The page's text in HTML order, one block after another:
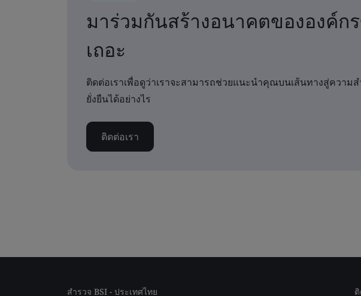
มาร่วมกันสร้างอนาคตขององค์
เถอะ
ติดต่อเราเพื่อดูว่าเราจะสามารถช่วยแนะนำคุณบนเส้นทางสู่ความส
ยั่งยืนได้อย่างไร
ติดต่อเรา
สำรวจ BSI - ประเทศไทย